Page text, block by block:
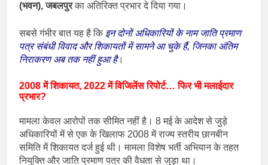
(भवन), जबलपुरका अतिरिक्त प्रभार दे दिया गया।
सबसे गंभीर बात यह है कि इन दोनों अधिकारियों के नाम जाति प्रमाण
पत्र संबंधी विवाद और शिकायतों में सामने आ चुके हैं, जिनका अंतिम
निराकरण अब तक नहीं हुआ है।
2008 में शिकायत, 2022 में विजिलेंस रिपोर्ट… फिर भी मलाईदार
प्रभार?
मामला केवल आरोपों तक सीमित नहीं है। 8 मई के आदेश से जुड़े
अधिकारियों में से एक के खिलाफ 2008 में राज्य स्तरीय छानबीन
समिति में शिकायत दर्ज हुई थी। मामला विशेष भर्ती अभियान के तहत
नियुक्ति और जाति प्रमाण पत्र की वैधता से जुड़ा था।